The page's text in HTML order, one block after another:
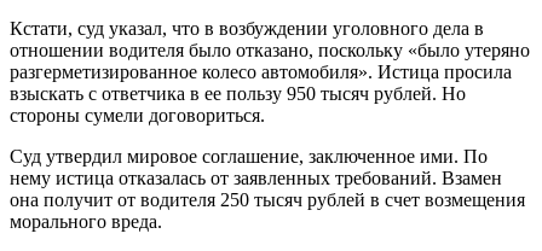
Кстати, суд указал, что в возбуждении уголовного дела в
отношении водителя было отказано, поскольку «было утеряно
разгерметизированное колесо автомобиля». Истица просила
взыскать с ответчика в ее пользу 950 тысяч рублей. Но
стороны сумели договориться.
Суд утвердил мировое соглашение, заключенное ими. По
нему истица отказалась от заявленных требований. Взамен
она получит от водителя 250 тысяч рублей в счет возмещения
морального вреда.